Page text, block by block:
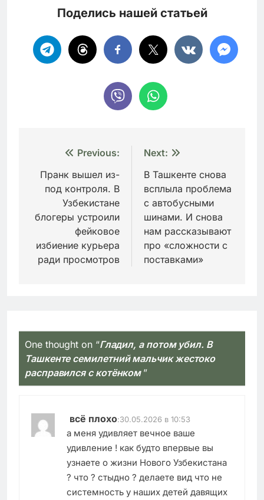
Поделись нашей статьей
Навигация
по
записям
Previous:
Пранк вышел из-
под контроля. В
Узбекистане
блогеры устроили
фейковое
избиение курьера
ради просмотров
Next:
В Ташкенте снова
всплыла проблема
с автобусными
шинами. И снова
нам рассказывают
про «сложности с
поставками»
One thought on “Гладил, а потом убил. В
Ташкенте семилетний мальчик жестоко
расправился с котёнком ”
всё плохо:30.05.2026 в 10:53
а меня удивляет вечное ваше
удивление ! как будто впервые вы
узнаете о жизни Нового Узбекистана
? что ? стыдно ? делаете вид что не
системность у наших детей давящих